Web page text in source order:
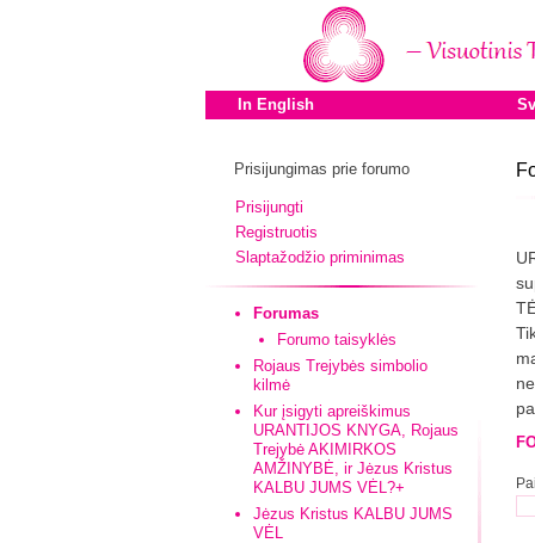
In English
Prisijungimas prie forumo
Prisijungti
Registruotis
Slaptažodžio priminimas
Forumas
Forumo taisyklės
Rojaus Trejybės simbolio
kilmė
Kur įsigyti apreiškimus
URANTIJOS KNYGA, Rojaus
Trejybė AKIMIRKOS
AMŽINYBĖ, ir Jėzus Kristus
KALBU JUMS VĖL?+
Jėzus Kristus KALBU JUMS
VĖL